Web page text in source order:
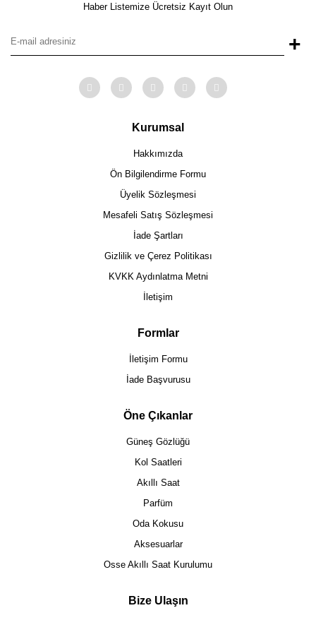
Haber Listemize Ücretsiz Kayıt Olun
+
Kurumsal
Hakkımızda
Ön Bilgilendirme Formu
Üyelik Sözleşmesi
Mesafeli Satış Sözleşmesi
İade Şartları
Gizlilik ve Çerez Politikası
KVKK Aydınlatma Metni
İletişim
Formlar
İletişim Formu
İade Başvurusu
Öne Çıkanlar
Güneş Gözlüğü
Kol Saatleri
Akıllı Saat
Parfüm
Oda Kokusu
Aksesuarlar
Osse Akıllı Saat Kurulumu
Bize Ulaşın